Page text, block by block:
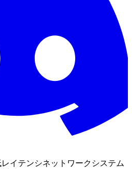
レイテンシネットワークシステム